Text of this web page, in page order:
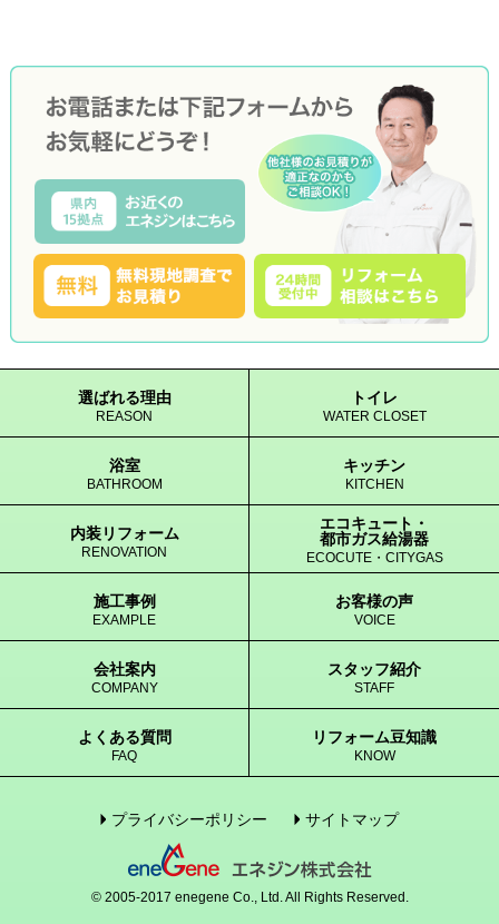
選ばれる理由
REASON
トイレ
WATER CLOSET
浴室
BATHROOM
キッチン
KITCHEN
内装リフォーム
RENOVATION
エコキュート・
都市ガス給湯器
ECOCUTE・CITYGAS
施工事例
EXAMPLE
お客様の声
VOICE
会社案内
COMPANY
スタッフ紹介
STAFF
よくある質問
FAQ
リフォーム豆知識
KNOW
プライバシーポリシー サイトマップ
© 2005-2017 enegene Co., Ltd. All Rights Reserved.